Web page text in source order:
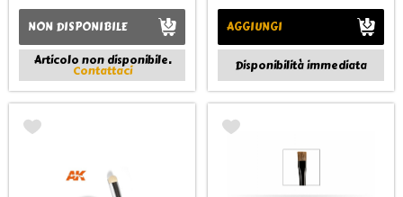
NON DISPONIBILE
Articolo non disponibile.
Contattaci
AGGIUNGI
Disponibilità immediata